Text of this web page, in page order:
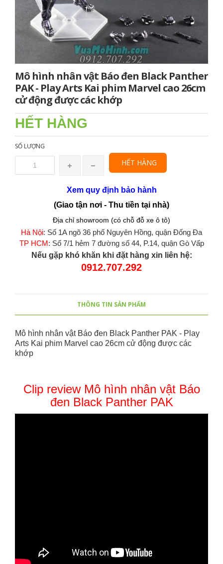
Mô hình nhân vật Báo đen Black Panther
PAK - Play Arts Kai phim Marvel cao 26cm
cử động được các khớp
HẾT HÀNG
SỐ LƯỢNG
HẾT HÀNG
Xem quy định bảo hành
(Giao tận nơi - Thu tiền tại nhà)
Địa chỉ showroom (có chỗ đỗ xe ô tô)
Hà Nội: Số 1A ngõ 36 phố Nguyên Hồng, quận Đống Đa
TP HCM : Số 7/1 hẻm 7 đường số 44, P.14, quận Gò Vấp
Nếu gặp khó khăn khi đặt hàng xin liên hệ:
0912.707.292
THÔNG TIN SẢN PHẨM
Mô hình nhân vật Báo đen Black Panther PAK - Play
Arts Kai phim Marvel cao 26cm cử động được các
khớp
Clip review Mô hình nhân vật Báo
đen Black Panther PAK